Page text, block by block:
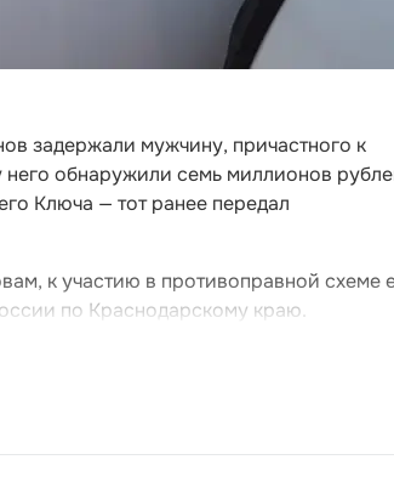
задержали мужчину, причастного к
обнаружили семь миллионов
Ключа — тот ранее передал
к участию в противоправной схеме
по Краснодарскому краю.